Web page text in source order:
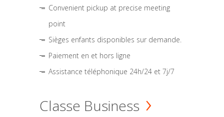
Convenient pickup at precise meeting
point
Sièges enfants disponibles sur demande.
Paiement en et hors ligne
Assistance téléphonique 24h/24 et 7j/7
Classe Business